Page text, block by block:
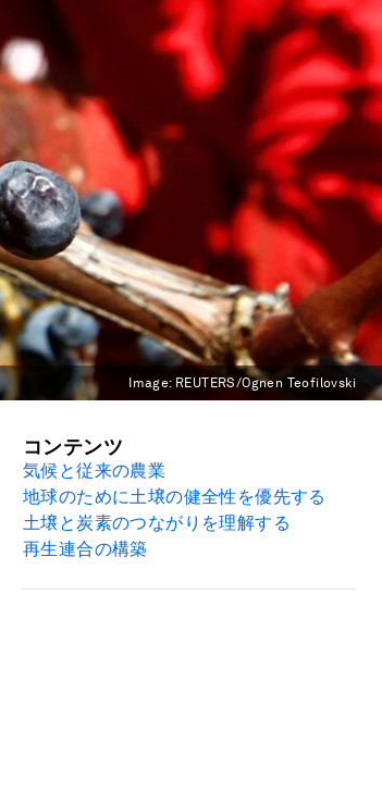
Image: REUTERS/Ognen Teofilovski
コンテンツ
気候と従来の農業
地球のために土壌の健全性を優先する
土壌と炭素のつながりを理解する
再生連合の構築